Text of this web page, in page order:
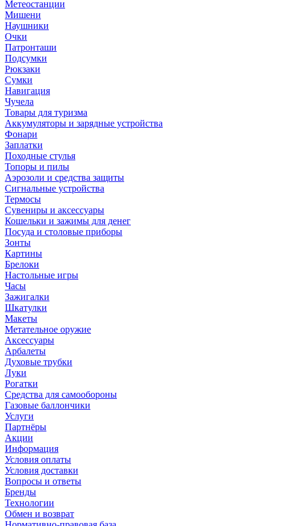
Метеостанции
Мишени
Наушники
Очки
Патронташи
Подсумки
Рюкзаки
Сумки
Навигация
Чучела
Товары для туризма
Аккумуляторы и зарядные устройства
Фонари
Заплатки
Походные стулья
Топоры и пилы
Аэрозоли и средства защиты
Сигнальные устройства
Термосы
Сувениры и аксессуары
Кошельки и зажимы для денег
Посуда и столовые приборы
Зонты
Картины
Брелоки
Настольные игры
Часы
Зажигалки
Шкатулки
Макеты
Метательное оружие
Аксессуары
Арбалеты
Духовые трубки
Луки
Рогатки
Средства для самообороны
Газовые баллончики
Услуги
Партнёры
Акции
Информация
Условия оплаты
Условия доставки
Вопросы и ответы
Бренды
Технологии
Обмен и возврат